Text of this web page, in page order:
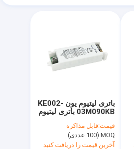
باتری لیتیوم یون KE002-
03M090KB باتری لیتیوم
1.5W درایور اضطراری
1.5W
قیمت:قابل مذاکره
MOQ: (100 عددی)
آخرین قیمت را دریافت کنید